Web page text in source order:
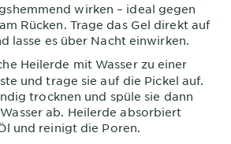
wirken – ideal gegen
Rücken. Trage das Gel direkt auf
lasse es über Nacht einwirken.
Heilerde mit Wasser zu einer
und trage sie auf die Pickel auf.
trocknen und spüle sie dann
ab. Heilerde absorbiert
und reinigt die Poren.